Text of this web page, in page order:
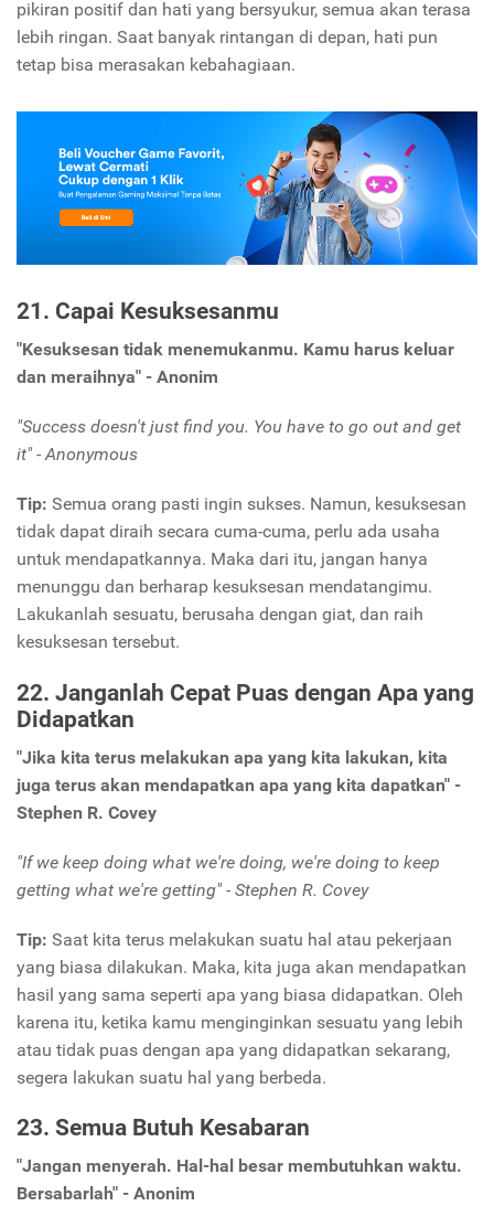
pikiran positif dan hati yang bersyukur, semua akan terasa
lebih ringan. Saat banyak rintangan di depan, hati pun
tetap bisa merasakan kebahagiaan.
21. Capai Kesuksesanmu
"Kesuksesan tidak menemukanmu. Kamu harus keluar
dan meraihnya" - Anonim
"Success doesn't just find you. You have to go out and get
it" - Anonymous
Tip: Semua orang pasti ingin sukses. Namun, kesuksesan
tidak dapat diraih secara cuma-cuma, perlu ada usaha
untuk mendapatkannya. Maka dari itu, jangan hanya
menunggu dan berharap kesuksesan mendatangimu.
Lakukanlah sesuatu, berusaha dengan giat, dan raih
kesuksesan tersebut.
22. Janganlah Cepat Puas dengan Apa yang
Didapatkan
"Jika kita terus melakukan apa yang kita lakukan, kita
juga terus akan mendapatkan apa yang kita dapatkan" -
Stephen R. Covey
"If we keep doing what we're doing, we're doing to keep
getting what we're getting" - Stephen R. Covey
Tip: Saat kita terus melakukan suatu hal atau pekerjaan
yang biasa dilakukan. Maka, kita juga akan mendapatkan
hasil yang sama seperti apa yang biasa didapatkan. Oleh
karena itu, ketika kamu menginginkan sesuatu yang lebih
atau tidak puas dengan apa yang didapatkan sekarang,
segera lakukan suatu hal yang berbeda.
23. Semua Butuh Kesabaran
"Jangan menyerah. Hal-hal besar membutuhkan waktu.
Bersabarlah" - Anonim